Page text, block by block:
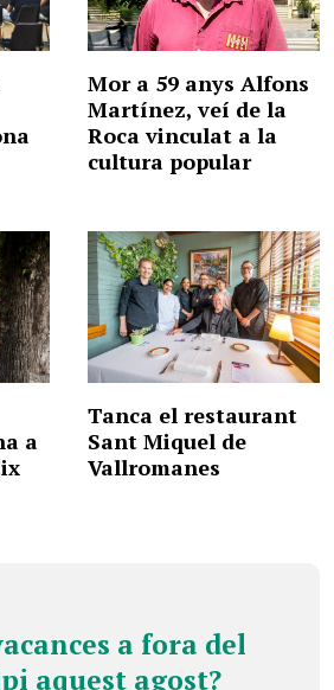
Mor a 59 anys Alfons
Martínez, veí de la
Roca vinculat a la
cultura popular
a
Tanca el restaurant
Sant Miquel de
Vallromanes
a fora del
aquest agost?